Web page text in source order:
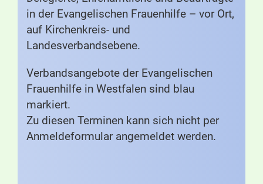
in der Evangelischen Frauenhilfe – vor Ort,
auf Kirchenkreis- und
Landesverbandsebene.
Verbandsangebote der Evangelischen
Frauenhilfe in Westfalen sind blau
markiert.
Zu diesen Terminen kann sich nicht per
Anmeldeformular angemeldet werden.